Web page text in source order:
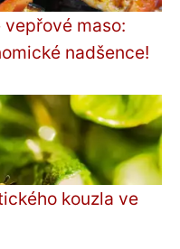
maso:
nadšence!
kouzla ve